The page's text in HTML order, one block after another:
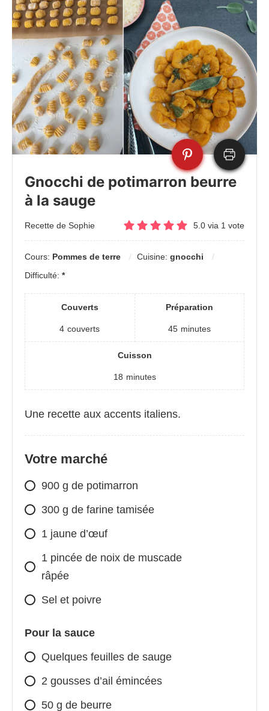
Gnocchi de potimarron beurre
à la sauge
Recette de Sophie 5.0 via 1 vote
Cours: Pommes de terre Cuisine: gnocchi
Difficulté: *
Couverts
4 couverts
Préparation
45 minutes
Cuisson
18 minutes
Une recette aux accents italiens.
Votre marché
900 g de potimarron
300 g de farine tamisée
1 jaune d’œuf
1 pincée de noix de muscade
râpée
Sel et poivre
Pour la sauce
Quelques feuilles de sauge
2 gousses d’ail émincées
50 g de beurre